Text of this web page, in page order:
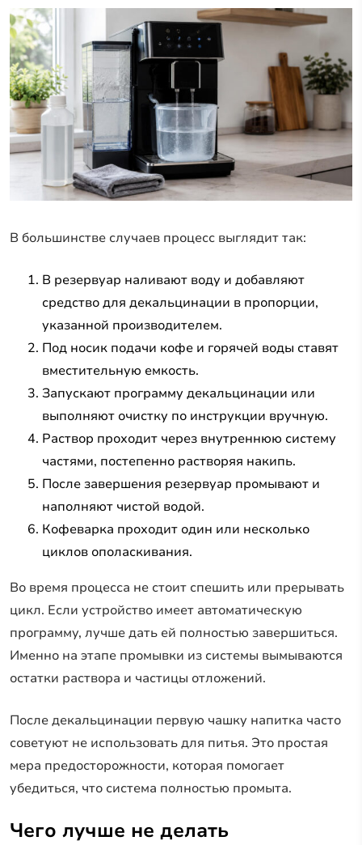
В большинстве случаев процесс выглядит так:
В резервуар наливают воду и добавляют
средство для декальцинации в пропорции,
указанной производителем.
Под носик подачи кофе и горячей воды ставят
вместительную емкость.
Запускают программу декальцинации или
выполняют очистку по инструкции вручную.
Раствор проходит через внутреннюю систему
частями, постепенно растворяя накипь.
После завершения резервуар промывают и
наполняют чистой водой.
Кофеварка проходит один или несколько
циклов ополаскивания.
Во время процесса не стоит спешить или прерывать
цикл. Если устройство имеет автоматическую
программу, лучше дать ей полностью завершиться.
Именно на этапе промывки из системы вымываются
остатки раствора и частицы отложений.
После декальцинации первую чашку напитка часто
советуют не использовать для питья. Это простая
мера предосторожности, которая помогает
убедиться, что система полностью промыта.
Чего лучше не делать